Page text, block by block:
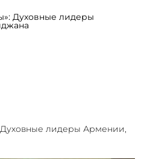
Духовные лидеры Армении,